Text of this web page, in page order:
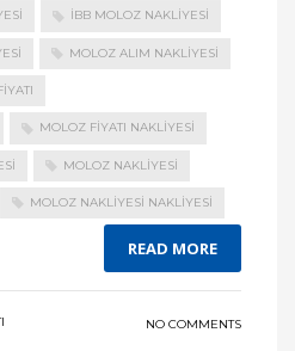
IBB MOLOZ NAKLIYESI
MOLOZ ALIM NAKLIYESI
MOLOZ FIYATI NAKLIYESI
MOLOZ NAKLIYESI
MOLOZ NAKLIYESI NAKLIYESI
READ MORE
NO COMMENTS